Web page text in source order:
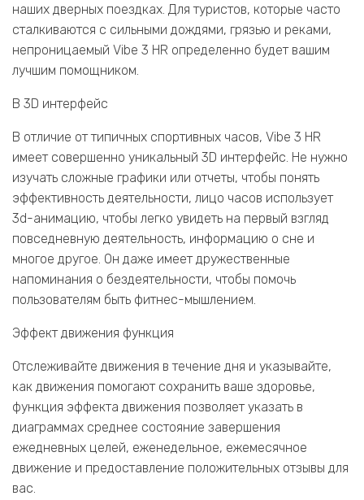
наших дверных поездках. Для туристов, которые часто
сталкиваются с сильными дождями, грязью и реками,
непроницаемый Vibe 3 HR определенно будет вашим
лучшим помощником.
В 3D интерфейс
В отличие от типичных спортивных часов, Vibe 3 HR
имеет совершенно уникальный 3D интерфейс. Не нужно
изучать сложные графики или отчеты, чтобы понять
эффективность деятельности, лицо часов использует
3d-анимацию, чтобы легко увидеть на первый взгляд
повседневную деятельность, информацию о сне и
многое другое. Он даже имеет дружественные
напоминания о бездеятельности, чтобы помочь
пользователям быть фитнес-мышлением.
Эффект движения функция
Отслеживайте движения в течение дня и указывайте,
как движения помогают сохранить ваше здоровье,
функция эффекта движения позволяет указать в
диаграммах среднее состояние завершения
ежедневных целей, еженедельное, ежемесячное
движение и предоставление положительных отзывы для
вас.